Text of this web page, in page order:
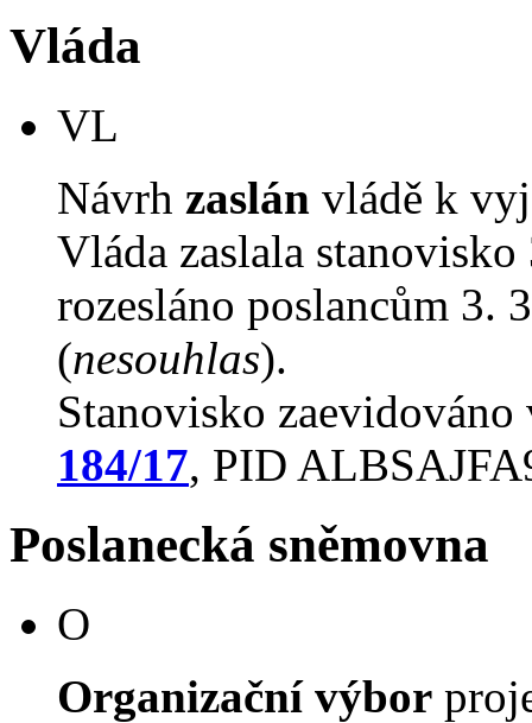
Vláda
VL
Návrh zaslán vládě k
Vláda zaslala
rozesláno poslancům 3.
(nesouhlas).
Stanovisko
184/17, PID
Poslanecká sněmovna
O
Organizační výbor